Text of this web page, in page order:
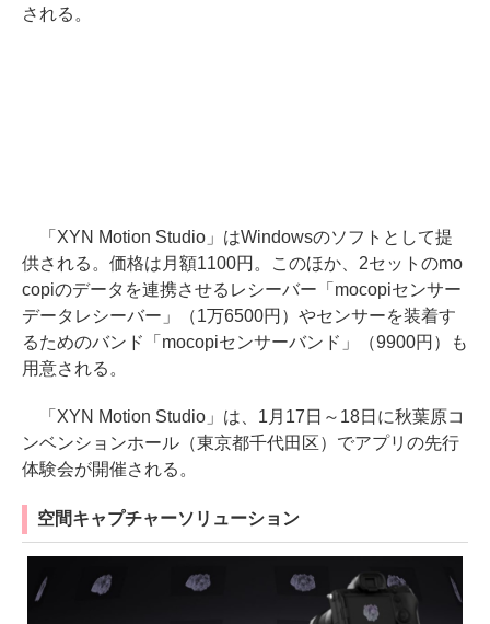
される。
「XYN Motion Studio」はWindowsのソフトとして提
供される。価格は月額1100円。このほか、2セットのmo
copiのデータを連携させるレシーバー「mocopiセンサー
データレシーバー」（1万6500円）やセンサーを装着す
るためのバンド「mocopiセンサーバンド」（9900円）も
用意される。
「XYN Motion Studio」は、1月17日～18日に秋葉原コ
ンベンションホール（東京都千代田区）でアプリの先行
体験会が開催される。
空間キャプチャーソリューション